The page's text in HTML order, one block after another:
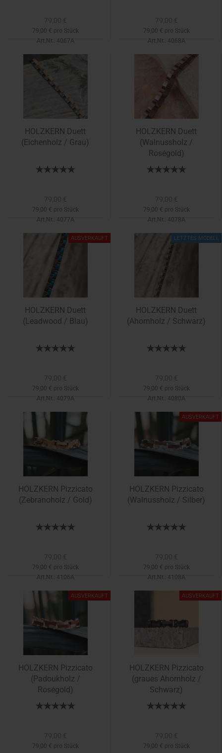
79,00 €
79,00 € pro Stück
Art.Nr.: 4067A
79,00 €
79,00 € pro Stück
Art.Nr.: 4068A
HOLZKERN Duett
(Eichenholz / Grau)
79,00 €
79,00 € pro Stück
Art.Nr.: 4077A
ca. 3 - 5 Tage
HOLZKERN Duett
(Walnussholz /
Roségold)
79,00 €
79,00 € pro Stück
Art.Nr.: 4078A
3-5 Tage
AUSVERKAUFT
HOLZKERN Duett
(Leadwood / Blau)
79,00 €
79,00 € pro Stück
Art.Nr.: 4079A
LETZTES MODELL
HOLZKERN Duett
(Ahornholz / Schwarz)
79,00 €
79,00 € pro Stück
Art.Nr.: 4080A
1-2 Tage
HOLZKERN Pizzicato
(Zebranoholz / Gold)
79,00 €
79,00 € pro Stück
Art.Nr.: 4106A
1-2 Tage
AUSVERKAUFT
HOLZKERN Pizzicato
(Walnussholz / Silber)
79,00 €
79,00 € pro Stück
Art.Nr.: 4108A
AUSVERKAUFT
HOLZKERN Pizzicato
(Padoukholz /
Roségold)
79,00 €
79,00 € pro Stück
AUSVERKAUFT
HOLZKERN Pizzicato
(graues Ahornholz /
Schwarz)
79,00 €
79,00 € pro Stück